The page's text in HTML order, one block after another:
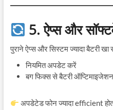
5. ऐप्स और
पुराने ऐप्स और सिस्टम ज्यादा बैटरी
नियमित अपडेट करें
बग फिक्स से बैटरी ऑप्टिमाइजेशन
अपडेटेड फोन ज्यादा efficient